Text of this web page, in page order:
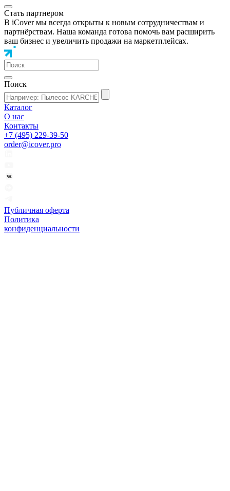
Стать партнером
В iCover мы всегда открыты к новым сотрудничествам и
партнёрствам. Наша команда готова помочь вам расширить
ваш бизнес и увеличить продажи на маркетплейсах.
Поиск
Каталог
О нас
Контакты
+7 (495) 229-39-50
order@icover.pro
Публичная оферта
Политика
конфиденциальности